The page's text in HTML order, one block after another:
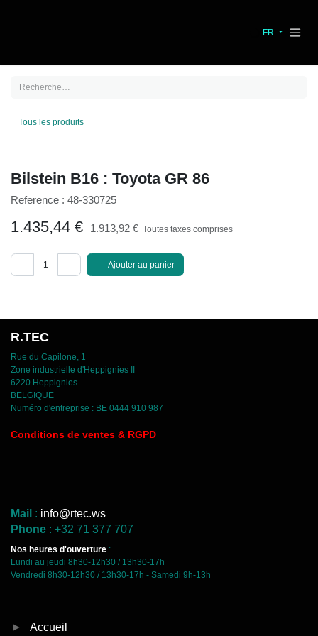
FR
Tous les produits
Bilstein B16 : Toyota GR 86
Reference : 48-330725
1.435,44€ 1.913,92€ Toutes taxes comprises
Ajouter au panier
R.TEC
Rue du Capilone, 1
Zone industrielle d'Heppignies II
6220 Heppignies
BELGIQUE
Numéro d'entreprise : BE 0444 910 987
Conditions de ventes & RGPD
Mail : info@rtec.ws
Phone : +32 71 377 707
Nos heures d'ouverture
Lundi au jeudi 8h30-12h30 / 13h30-17h
Vendredi 8h30-12h30 / 13h30-17h - Samedi 9h-13h
► Accueil